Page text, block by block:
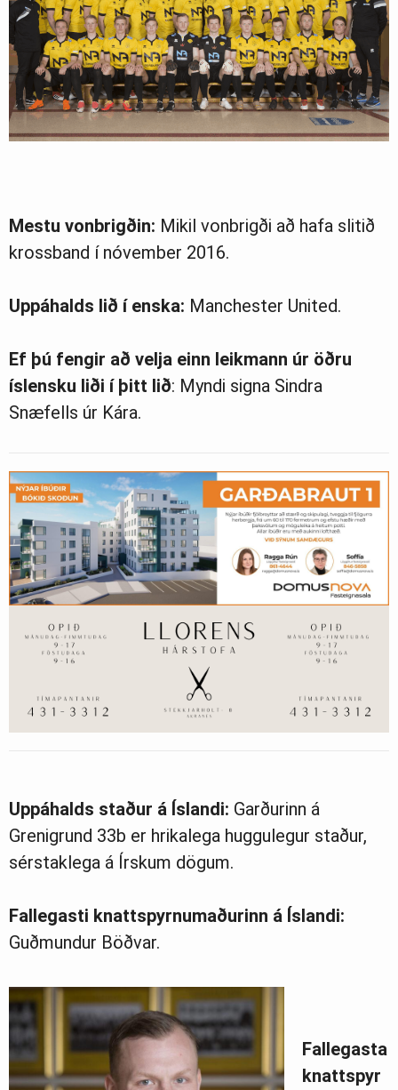
Mestu vonbrigðin: Mikil vonbrigði að hafa slitið
krossband í nóvember 2016.
Uppáhalds lið í enska: Manchester United.
Ef þú fengir að velja einn leikmann úr öðru
íslensku liði í þitt lið: Myndi signa Sindra
Snæfells úr Kára.
Uppáhalds staður á Íslandi: Garðurinn á
Grenigrund 33b er hrikalega huggulegur staður,
sérstaklega á Írskum dögum.
Fallegasti knattspyrnumaðurinn á Íslandi:
Guðmundur Böðvar.
Fallegasta
knattspyr